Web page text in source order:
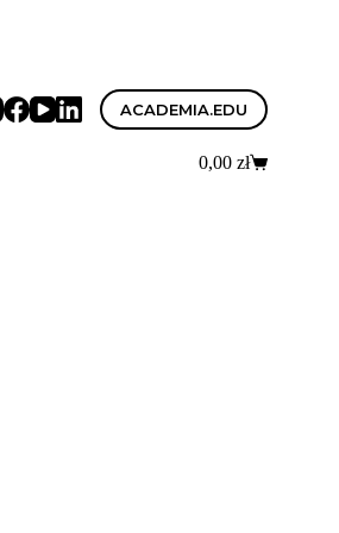
ACADEMIA.EDU
Koszyk
0,00 zł